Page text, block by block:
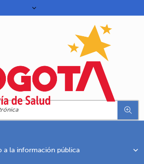
a la información pública